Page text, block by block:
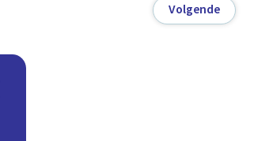
Volgende